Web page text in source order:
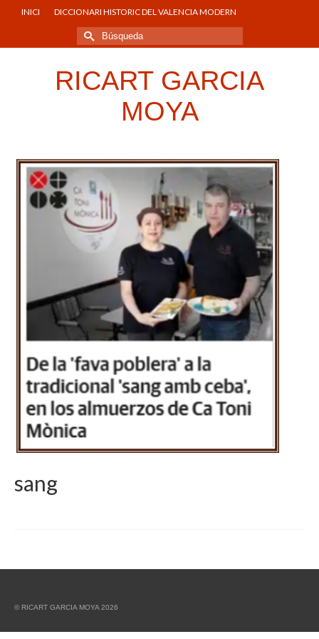
INICI DICCIONARI HISTORIC DEL VALENCIA MODERN
Buscar
por:
RICART GARCIA
MOYA
sang
© RICART GARCIA MOYA 2026